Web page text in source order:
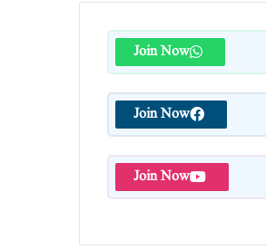
Join Now
Join Now
Join Now